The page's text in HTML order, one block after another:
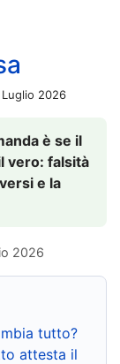
2026
è se il
vero: falsità
e la
2026
tutto?
attesta il